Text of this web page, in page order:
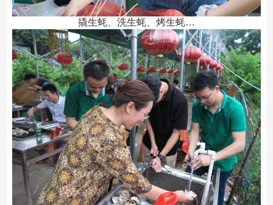
撬生蚝、洗生蚝、烤生蚝…